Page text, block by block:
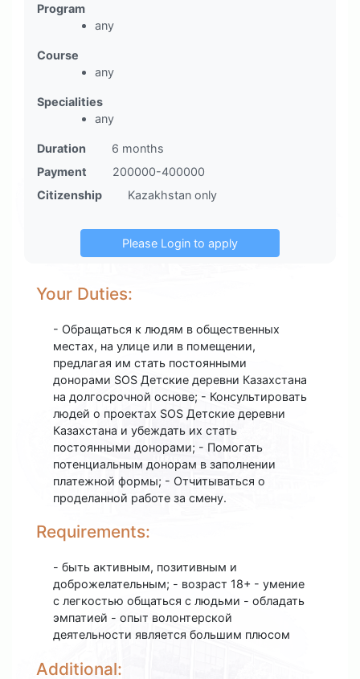
Program
any
Course
any
Specialities
any
Duration
6 months
Payment
200000-400000
Citizenship
Kazakhstan only
Your Duties:
- Обращаться к людям в общественных
местах, на улице или в помещении,
предлагая им стать постоянными
донорами SOS Детские деревни Казахстана
на долгосрочной основе; - Консультировать
людей о проектах SOS Детские деревни
Казахстана и убеждать их стать
постоянными донорами; - Помогать
потенциальным донорам в заполнении
платежной формы; - Отчитываться о
проделанной работе за смену.
Requirements:
- быть активным, позитивным и
доброжелательным; - возраст 18+ - умение
с легкостью общаться с людьми - обладать
эмпатией - опыт волонтерской
деятельности является большим плюсом
Additional: